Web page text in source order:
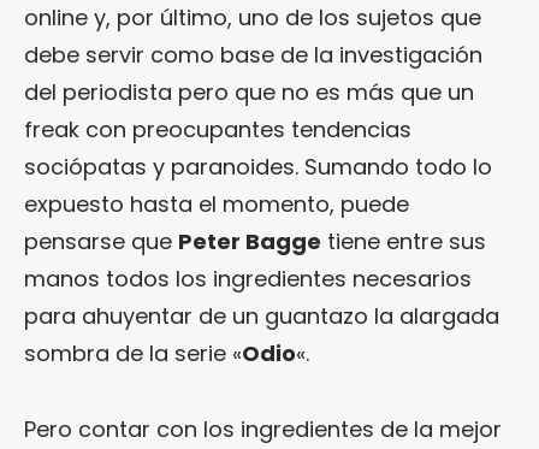
online y, por último, uno de los sujetos que
debe servir como base de la investigación
del periodista pero que no es más que un
freak con preocupantes tendencias
sociópatas y paranoides. Sumando todo lo
expuesto hasta el momento, puede
pensarse que Peter Bagge tiene entre sus
manos todos los ingredientes necesarios
para ahuyentar de un guantazo la alargada
sombra de la serie «Odio«.
Pero contar con los ingredientes de la mejor